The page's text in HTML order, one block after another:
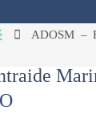
ADOSM –